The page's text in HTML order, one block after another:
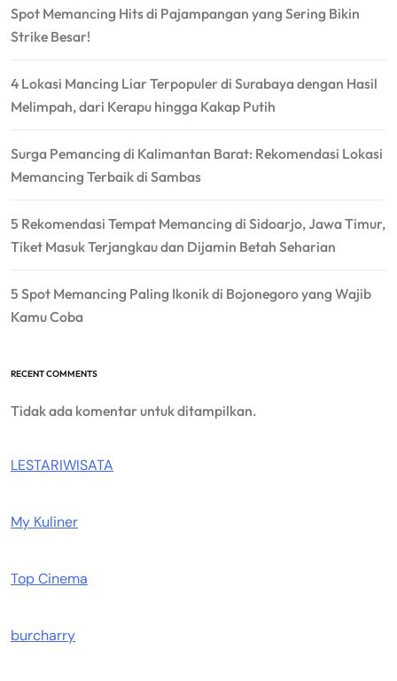
Spot Memancing Hits di Pajampangan yang Sering Bikin
Strike Besar!
4 Lokasi Mancing Liar Terpopuler di Surabaya dengan Hasil
Melimpah, dari Kerapu hingga Kakap Putih
Surga Pemancing di Kalimantan Barat: Rekomendasi Lokasi
Memancing Terbaik di Sambas
5 Rekomendasi Tempat Memancing di Sidoarjo, Jawa Timur,
Tiket Masuk Terjangkau dan Dijamin Betah Seharian
5 Spot Memancing Paling Ikonik di Bojonegoro yang Wajib
Kamu Coba
RECENT COMMENTS
Tidak ada komentar untuk ditampilkan.
LESTARIWISATA
My Kuliner
Top Cinema
burcharry